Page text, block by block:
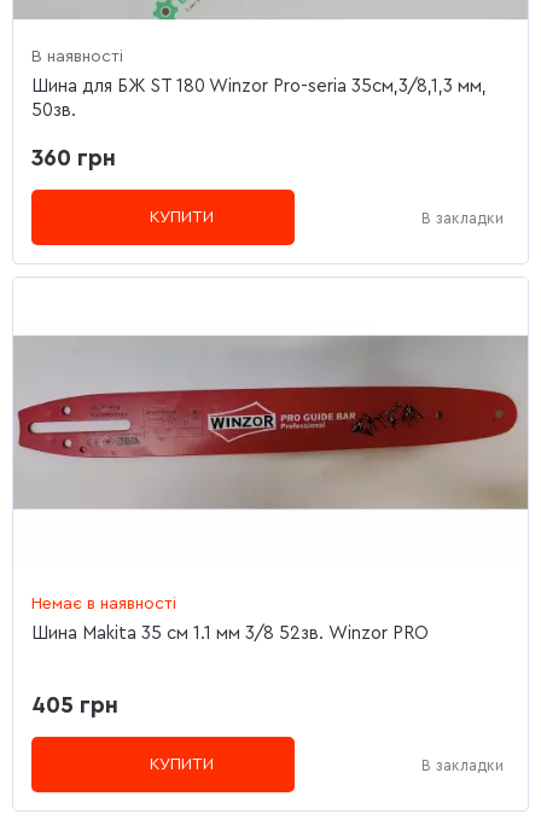
В наявності
Шина для БЖ ST 180 Winzor Pro-seria 35см,3/8,1,3 мм,
50зв.
360 грн
КУПИТИ В закладки
Немає в наявності
Шина Makita 35 см 1.1 мм 3/8 52зв. Winzor PRO
405 грн
КУПИТИ В закладки